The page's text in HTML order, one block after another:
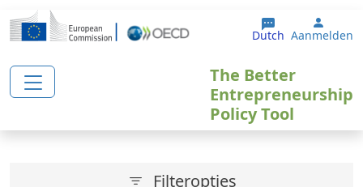
Overslaan en naar de inhoud gaan
Dutch User
Aanmelden
The Better
Entrepreneurship
Policy Tool
Filteropties